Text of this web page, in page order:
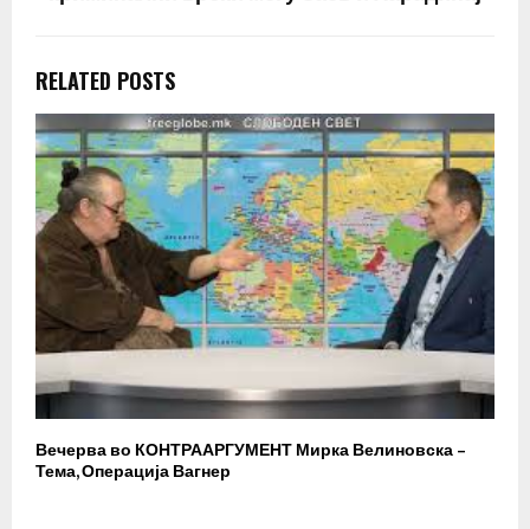
RELATED POSTS
Вечерва во КОНТРААРГУМЕНТ Мирка Велиновска –
Тема, Операција Вагнер